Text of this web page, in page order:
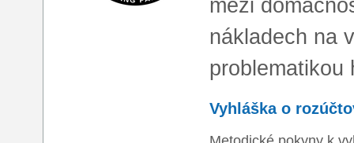
mezi
nákladech na
problematikou
Vyhláška o